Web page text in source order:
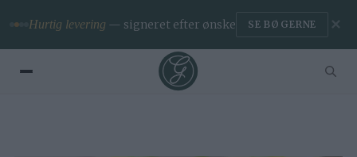
Hurtig levering — signeret efter ønske SE BØGERNE ✕